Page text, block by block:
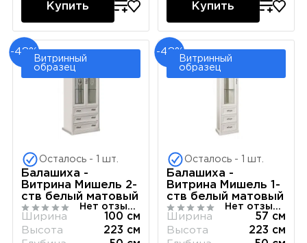
Купить Купить
-48%
Витринный
образец
Осталось - 1 шт.
Балашиха -
Витрина Мишель 2-
ств белый матовый
Нет отзывов
Ширина
100 см
Высота
223 см
-48%
Витринный
образец
Осталось - 1 шт.
Балашиха -
Витрина Мишель 1-
ств белый матовый
Нет отзывов
Ширина
57 см
Высота
223 см